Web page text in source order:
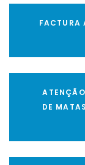
FACTURA
DE